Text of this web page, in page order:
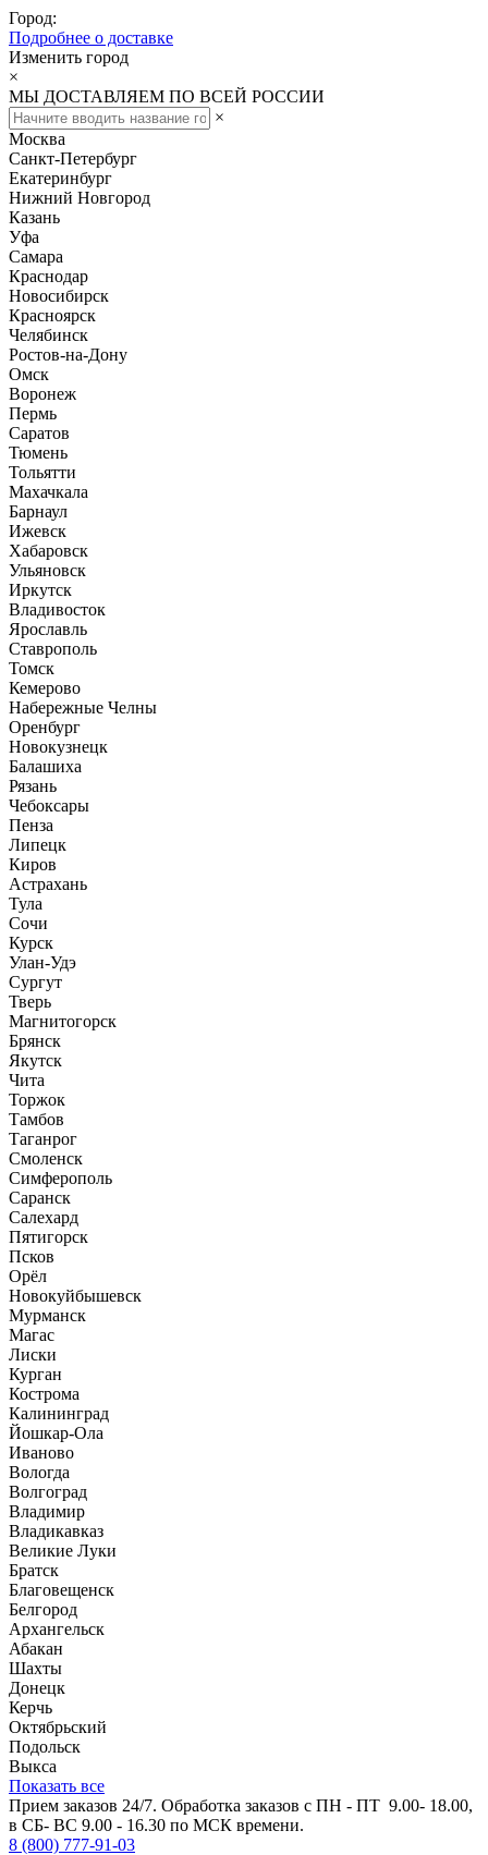
Город:
Подробнее о доставке
Изменить город
×
МЫ ДОСТАВЛЯЕМ ПО ВСЕЙ РОССИИ
×
Москва
Санкт-Петербург
Екатеринбург
Нижний Новгород
Казань
Уфа
Самара
Краснодар
Новосибирск
Красноярск
Челябинск
Ростов-на-Дону
Омск
Воронеж
Пермь
Саратов
Тюмень
Тольятти
Махачкала
Барнаул
Ижевск
Хабаровск
Ульяновск
Иркутск
Владивосток
Ярославль
Ставрополь
Томск
Кемерово
Набережные Челны
Оренбург
Новокузнецк
Балашиха
Рязань
Чебоксары
Пенза
Липецк
Киров
Астрахань
Тула
Сочи
Курск
Улан-Удэ
Сургут
Тверь
Магнитогорск
Брянск
Якутск
Чита
Торжок
Тамбов
Таганрог
Смоленск
Симферополь
Саранск
Салехард
Пятигорск
Псков
Орёл
Новокуйбышевск
Мурманск
Магас
Лиски
Курган
Кострома
Калининград
Йошкар-Ола
Иваново
Вологда
Волгоград
Владимир
Владикавказ
Великие Луки
Братск
Благовещенск
Белгород
Архангельск
Абакан
Шахты
Донецк
Керчь
Октябрьский
Подольск
Выкса
Показать все
Прием заказов 24/7. Обработка заказов с ПН - ПТ 9.00- 18.00,
в СБ- ВС 9.00 - 16.30 по МСК времени.
8 (800) 777-91-03